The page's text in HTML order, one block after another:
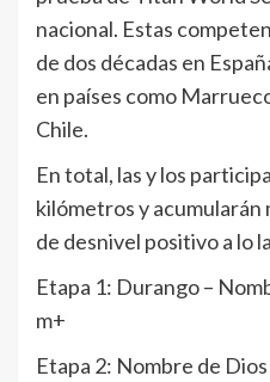
nacional. Estas
de dos décadas en
en países como
Chile.
En total, las y los
kilómetros y acumularán
de desnivel positivo a lo
Etapa 1: Durango –
m+
Etapa 2: Nombre de